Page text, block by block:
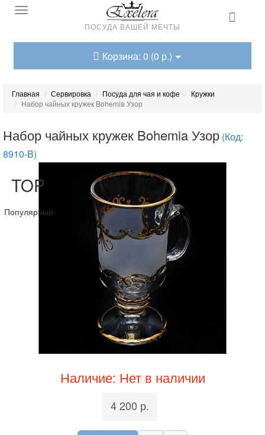
ПОСУДА ВАШЕЙ МЕЧТЫ
Корзина: 0 (0 р.)
Главная Сервировка Посуда для чая и кофе
Кружки
Набор чайных кружек Bohemia Узор
Набор чайных кружек Bohemia Узор (Код:
8910-B)
TOP
Популярный
Наличие: Нет в наличии
4 200 р.